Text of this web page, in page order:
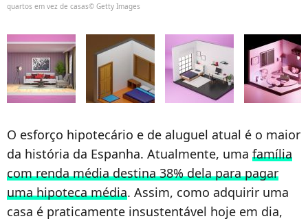
quartos em vez de casas© Getty Images
O esforço hipotecário e de aluguel atual é o maior
da história da Espanha. Atualmente, uma família
com renda média destina 38% dela para pagar
uma hipoteca média. Assim, como adquirir uma
casa é praticamente insustentável hoje em dia,